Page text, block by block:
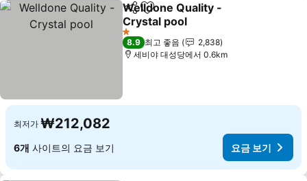
공유 즐겨찾기에 추가
Welldone Quality -
Crystal pool
1 성급
8.9 최고 좋음
2,838
세비야 대성당에서 0.6km
최저가 ₩212,082
6개 사이트의 요금 보기 요금 보기